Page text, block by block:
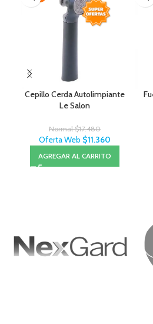
Cepillo Cerda Autolimpiante
Le Salon
Normal$17.480
Oferta Web $11.360
AGREGAR AL CARRITO